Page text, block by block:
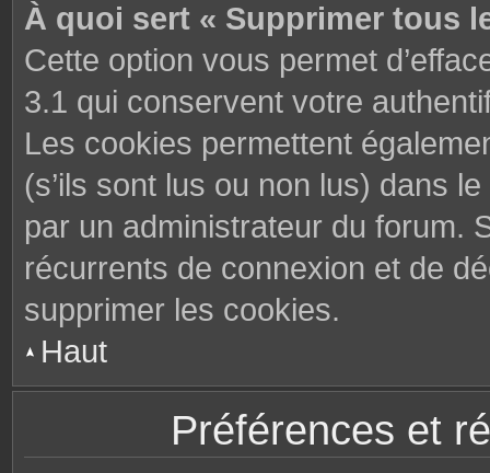
À quoi sert « Supprimer tous
Cette option vous permet
3.1 qui conservent votre
Les cookies permettent
(s’ils sont lus ou non lus) dans
par un administrateur du forum.
récurrents de connexion et de
supprimer les cookies.
Haut
Préférences et